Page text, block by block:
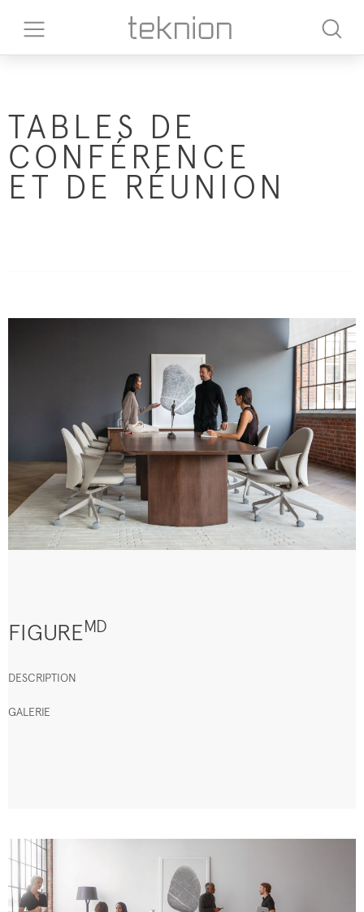
TABLES DE
CONFÉRENCE
ET DE RÉUNION
FIGUREMD
DESCRIPTION
GALERIE